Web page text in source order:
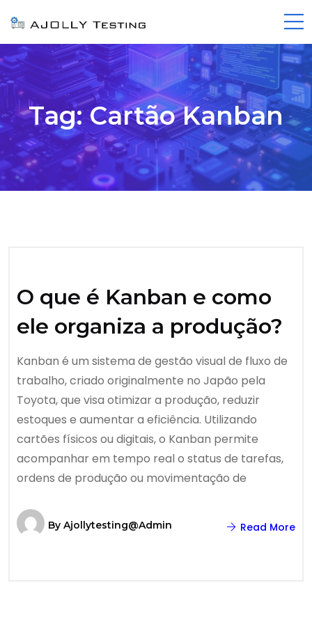
Tag:Cartão Kanban
O que é Kanban e como
ele organiza a produção?
Kanban é um sistema de gestão visual de fluxo de
trabalho, criado originalmente no Japão pela
Toyota, que visa otimizar a produção, reduzir
estoques e aumentar a eficiência. Utilizando
cartões físicos ou digitais, o Kanban permite
acompanhar em tempo real o status de tarefas,
ordens de produção ou movimentação de
By Ajollytesting@admin Read More